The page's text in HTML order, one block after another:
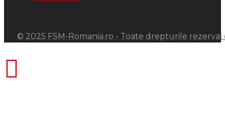
© 2025 FSM-Romania.ro - Toate drepturile